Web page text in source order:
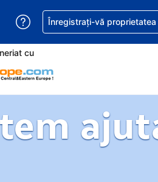
Moneda actuală este Leu
limba. Limba actuală este
Primiți asistență cu privire
Înregistrați-vă proprietatea
cu